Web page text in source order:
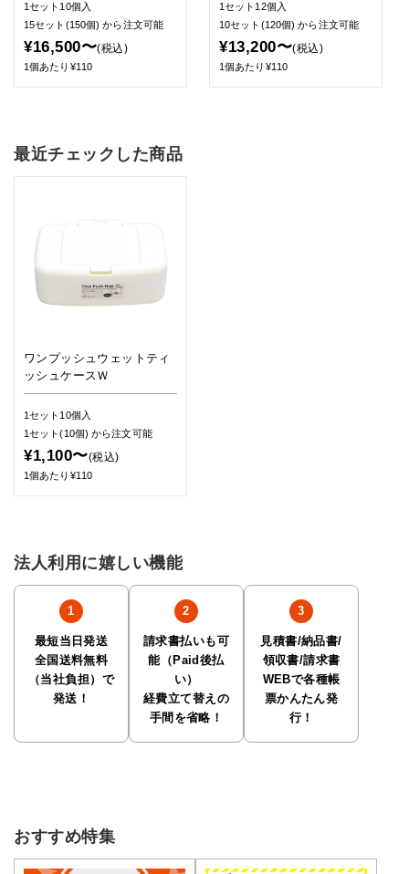
1セット10個入
15セット(150個)から注文可能
¥16,500〜(税込)
1個あたり¥110
1セット12個入
10セット(120個)から注文可能
¥13,200〜(税込)
1個あたり¥110
最近チェックした商品
ワンプッシュウェットティ
ッシュケースＷ
1セット10個入
1セット(10個)から注文可能
¥1,100〜(税込)
1個あたり¥110
法人利用に嬉しい機能
最短当日発送
全国送料無料
（当社負担）で
発送！
請求書払いも可
能（Paid後払
い）
経費立て替えの
手間を省略！
見積書/納品書/
領収書/請求書
WEBで各種帳
票かんたん発
行！
おすすめ特集